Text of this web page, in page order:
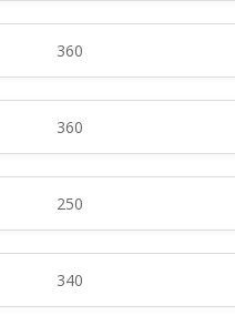
360
360
250
340